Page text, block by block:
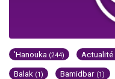
'Hanouka (244) Actualité
Balak (1) Bamidbar (1)